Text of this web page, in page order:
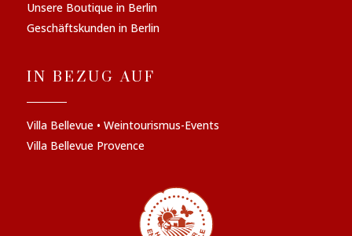
Unsere Boutique in Berlin
Geschäftskunden in Berlin
IN BEZUG AUF
Villa Bellevue • Weintourismus-Events
Villa Bellevue Provence